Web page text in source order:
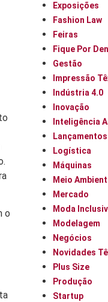
o
Exposições
Fashion Law
Feiras
Fique Por
Gestão
Impressão
Indústria 4.0
Inovação
Inteligência
Lançamentos
Logística
Máquinas
Meio
Mercado
Moda
Modelagem
Negócios
Novidades
Plus Size
Produção
Startup